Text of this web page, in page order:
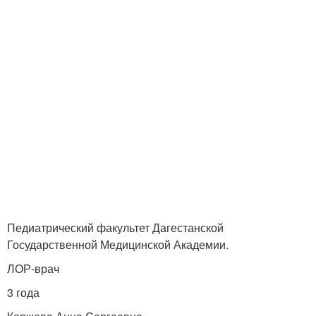
Педиатрический факультет Дагестанской
Государственной Медицинской Академии.
ЛОР-врач
3 года